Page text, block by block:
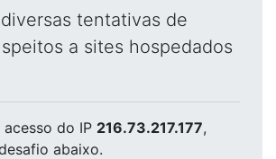
tentativas de
a sites hospedados
do IP 216.73.217.177,
abaixo.